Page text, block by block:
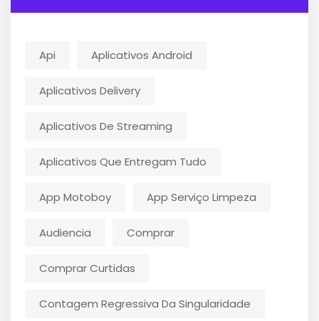
Api Aplicativos Android
Aplicativos Delivery
Aplicativos De Streaming
Aplicativos Que Entregam Tudo
App Motoboy App Serviço Limpeza
Audiencia Comprar
Comprar Curtidas
Contagem Regressiva Da Singularidade